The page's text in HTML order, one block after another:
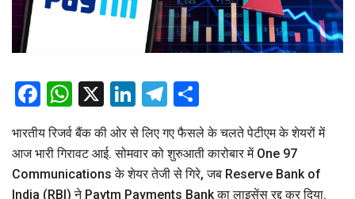
Facebook
WhatsApp
X LinkedIn
Telegram
भारतीय रिजर्व बैंक की ओर से लिए गए फैसले के चलते पेटीएम के शेयरों में
आज भारी गिरावट आई. सोमवार को शुरुआती कारोबार में One 97
Communications के शेयर तेजी से गिरे, जब Reserve Bank of
India (RBI) ने Paytm Payments Bank का लाइसेंस रद्द कर दिया.